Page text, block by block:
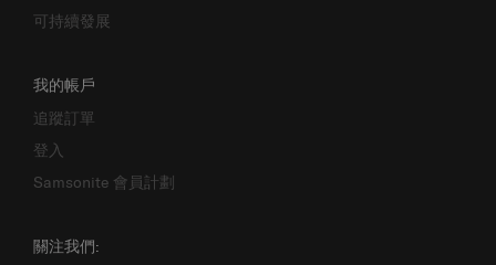
可持續發展
我的帳戶
追蹤訂單
登入
Samsonite 會員計劃
關注我們: